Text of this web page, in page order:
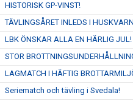
HISTORISK GP-VINST!
TÄVLINGSÅRET INLEDS I
LBK ÖNSKAR ALLA EN HÄRLIG JUL!
STOR
LAGMATCH I HÄFTIG
Seriematch och tävling i Svedala!